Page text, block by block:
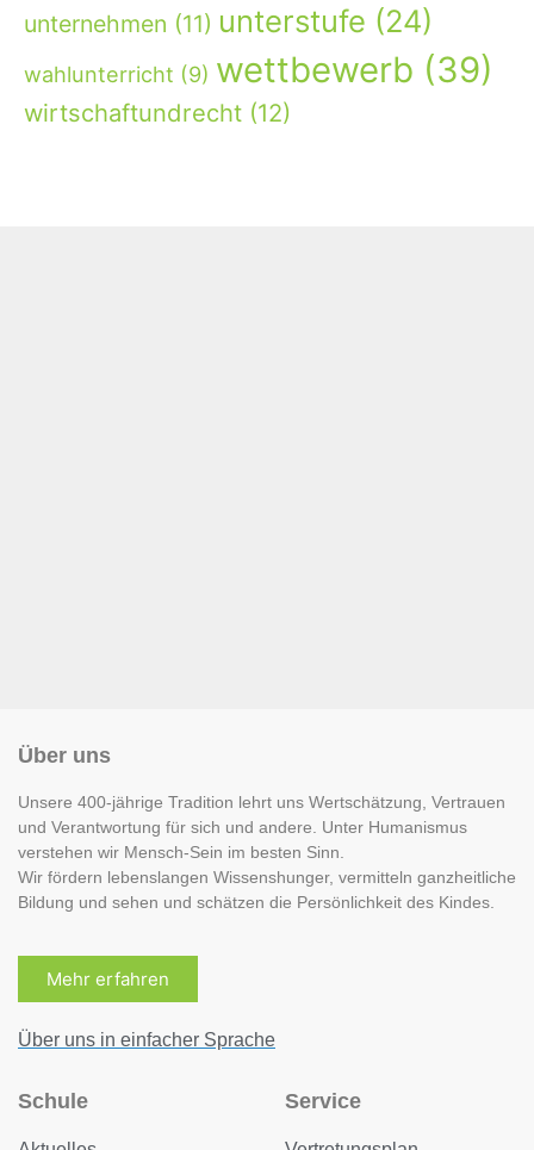
unternehmen (11) unterstufe (24)
wahlunterricht (9) wettbewerb (39)
wirtschaftundrecht (12)
Über uns
Unsere 400-jährige Tradition lehrt uns Wertschätzung, Vertrauen
und Verantwortung für sich und andere. Unter Humanismus
verstehen wir Mensch-Sein im besten Sinn.
Wir fördern lebenslangen Wissenshunger, vermitteln ganzheitliche
Bildung und sehen und schätzen die Persönlichkeit des Kindes.
Mehr erfahren
Über uns in einfacher Sprache
Schule Service